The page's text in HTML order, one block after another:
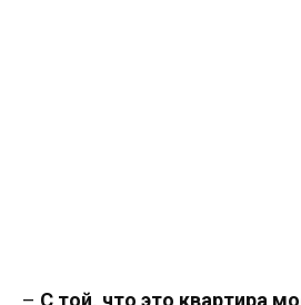
– С той, что это квартира